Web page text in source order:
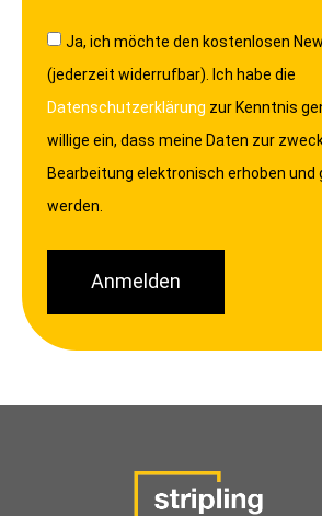
Ja, ich möchte den kostenlosen
(jederzeit widerrufbar). Ich habe die
Datenschutzerklärung zur Kenntnis
willige ein, dass meine Daten zur
Bearbeitung elektronisch erhoben und
werden.
Anmelden